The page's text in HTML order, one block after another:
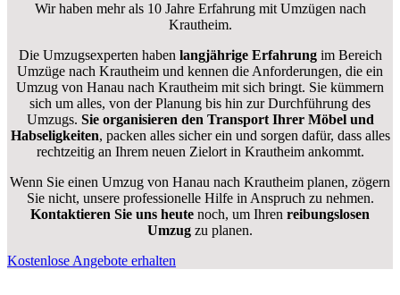
Wir haben mehr als 10 Jahre Erfahrung mit Umzügen nach
Krautheim.
Die Umzugsexperten haben langjährige Erfahrungim Bereich
Umzüge nach Krautheim und kennen die Anforderungen, die ein
Umzug von Hanau nach Krautheim mit sich bringt. Sie kümmern
sich um alles, von der Planung bis hin zur Durchführung des
Umzugs. Sie organisieren den Transport Ihrer Möbel und
Habseligkeiten, packen alles sicher ein und sorgen dafür, dass alles
rechtzeitig an Ihrem neuen Zielort in Krautheim ankommt.
Wenn Sie einen Umzug von Hanau nach Krautheim planen, zögern
Sie nicht, unsere professionelle Hilfe in Anspruch zu nehmen.
Kontaktieren Sie uns heute noch, um Ihren reibungslosen
Umzug zu planen.
Kostenlose Angebote erhalten